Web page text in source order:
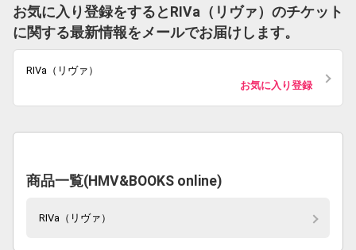
お気に入り登録をするとRIVa（リヴァ）のチケット
に関する最新情報をメールでお届けします。
RIVa（リヴァ）
お気に入り登録
商品一覧(HMV&BOOKS online)
RIVa（リヴァ）